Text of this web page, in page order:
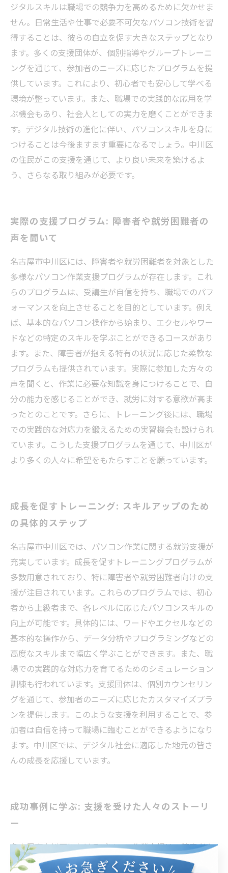
ジタルスキルは職場での競争力を高めるために欠かせま
せん。日常生活や仕事で必要不可欠なパソコン技術を習
得することは、彼らの自立を促す大きなステップとなり
ます。多くの支援団体が、個別指導やグループトレーニ
ングを通じて、参加者のニーズに応じたプログラムを提
供しています。これにより、初心者でも安心して学べる
環境が整っています。また、職場での実践的な応用を学
ぶ機会もあり、社会人としての実力を磨くことができま
す。デジタル技術の進化に伴い、パソコンスキルを身に
つけることは今後ますます重要になるでしょう。中川区
の住民がこの支援を通じて、より良い未来を築けるよ
う、さらなる取り組みが必要です。
実際の支援プログラム: 障害者や就労困難者の
声を聞いて
名古屋市中川区には、障害者や就労困難者を対象とした
多様なパソコン作業支援プログラムが存在します。これ
らのプログラムは、受講生が自信を持ち、職場でのパフ
ォーマンスを向上させることを目的としています。例え
ば、基本的なパソコン操作から始まり、エクセルやワー
ドなどの特定のスキルを学ぶことができるコースがあり
ます。また、障害者が抱える特有の状況に応じた柔軟な
プログラムも提供されています。実際に参加した方々の
声を聞くと、作業に必要な知識を身につけることで、自
分の能力を感じることができ、就労に対する意欲が高ま
ったとのことです。さらに、トレーニング後には、職場
での実践的な対応力を鍛えるための実習機会も設けられ
ています。こうした支援プログラムを通じて、中川区が
より多くの人々に希望をもたらすことを願っています。
成長を促すトレーニング: スキルアップのため
の具体的ステップ
名古屋市中川区では、パソコン作業に関する就労支援が
充実しています。成長を促すトレーニングプログラムが
多数用意されており、特に障害者や就労困難者向けの支
援が注目されています。これらのプログラムでは、初心
者から上級者まで、各レベルに応じたパソコンスキルの
向上が可能です。具体的には、ワードやエクセルなどの
基本的な操作から、データ分析やプログラミングなどの
高度なスキルまで幅広く学ぶことができます。また、職
場での実践的な対応力を育てるためのシミュレーション
訓練も行われています。支援団体は、個別カウンセリン
グを通じて、参加者のニーズに応じたカスタマイズプラ
ンを提供します。このような支援を利用することで、参
加者は自信を持って職場に臨むことができるようになり
ます。中川区では、デジタル社会に適応した地元の皆さ
んの成長を応援しています。
成功事例に学ぶ: 支援を受けた人々のストーリ
ー
名古屋市中川区におけるパソコン作業支援は、障害者や
就労困難者に新たな可能性をもたらしています。今回の